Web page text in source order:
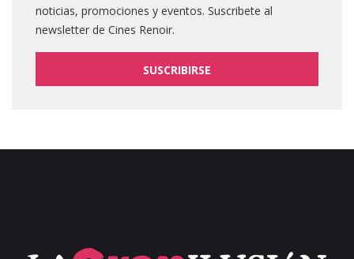
noticias, promociones y eventos. Suscribete al
newsletter de Cines Renoir.
SUSCRIBIRSE